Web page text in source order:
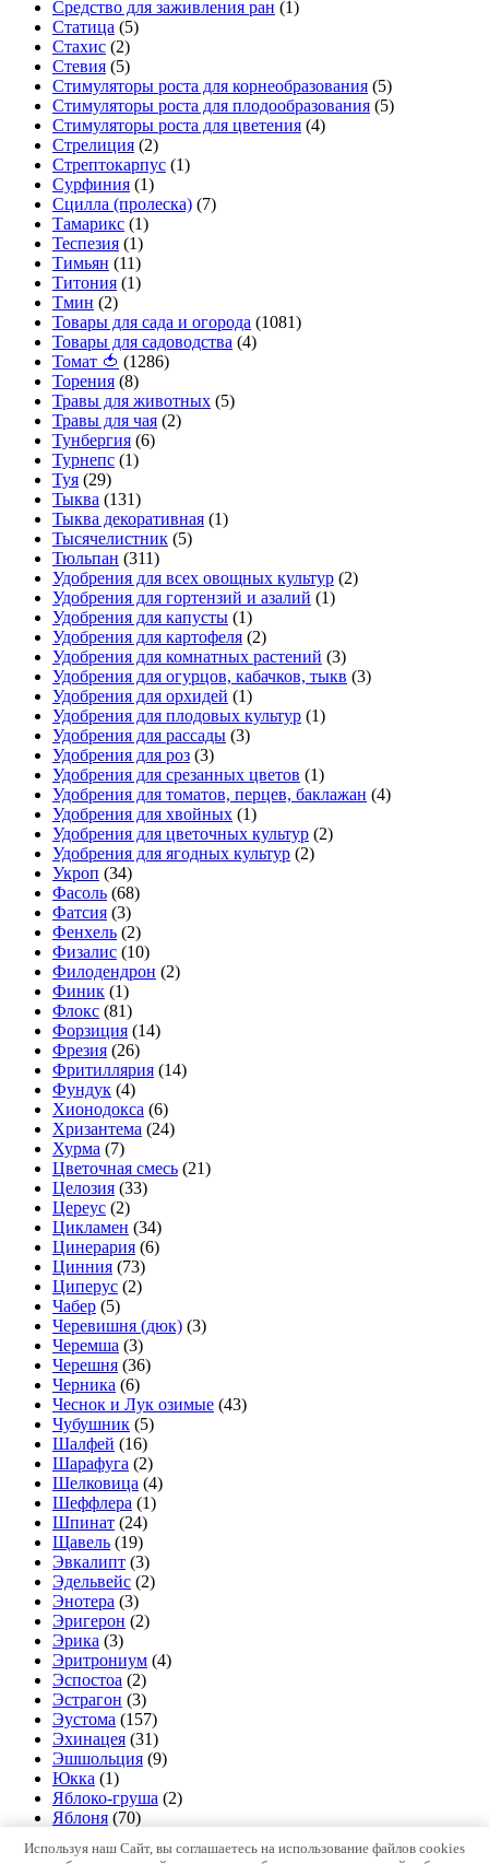
Средство для заживления ран (1)
Статица (5)
Стахис (2)
Стевия (5)
Стимуляторы роста для корнеобразования (5)
Стимуляторы роста для плодообразования (5)
Стимуляторы роста для цветения (4)
Стрелиция (2)
Стрептокарпус (1)
Сурфиния (1)
Сцилла (пролеска) (7)
Тамарикс (1)
Теспезия (1)
Тимьян (11)
Титония (1)
Тмин (2)
Товары для сада и огорода (1081)
Товары для садоводства (4)
Томат 🍅 (1286)
Торения (8)
Травы для животных (5)
Травы для чая (2)
Тунбергия (6)
Турнепс (1)
Туя (29)
Тыква (131)
Тыква декоративная (1)
Тысячелистник (5)
Тюльпан (311)
Удобрения для всех овощных культур (2)
Удобрения для гортензий и азалий (1)
Удобрения для капусты (1)
Удобрения для картофеля (2)
Удобрения для комнатных растений (3)
Удобрения для огурцов, кабачков, тыкв (3)
Удобрения для орхидей (1)
Удобрения для плодовых культур (1)
Удобрения для рассады (3)
Удобрения для роз (3)
Удобрения для срезанных цветов (1)
Удобрения для томатов, перцев, баклажан (4)
Удобрения для хвойных (1)
Удобрения для цветочных культур (2)
Удобрения для ягодных культур (2)
Укроп (34)
Фасоль (68)
Фатсия (3)
Фенхель (2)
Физалис (10)
Филодендрон (2)
Финик (1)
Флокс (81)
Форзиция (14)
Фрезия (26)
Фритиллярия (14)
Фундук (4)
Хионодокса (6)
Хризантема (24)
Хурма (7)
Цветочная смесь (21)
Целозия (33)
Цереус (2)
Цикламен (34)
Цинерария (6)
Цинния (73)
Циперус (2)
Чабер (5)
Черевишня (дюк) (3)
Черемша (3)
Черешня (36)
Черника (6)
Чеснок и Лук озимые (43)
Чубушник (5)
Шалфей (16)
Шарафуга (2)
Шелковица (4)
Шеффлера (1)
Шпинат (24)
Щавель (19)
Эвкалипт (3)
Эдельвейс (2)
Энотера (3)
Эригерон (2)
Эрика (3)
Эритрониум (4)
Эспостоа (2)
Эстрагон (3)
Эустома (157)
Эхинацея (31)
Эшшольция (9)
Юкка (1)
Яблоко-груша (2)
Яблоня (70)
Copyright © Все права защищены.
Используя наш Сайт, вы соглашаетесь на использование файлов cookies